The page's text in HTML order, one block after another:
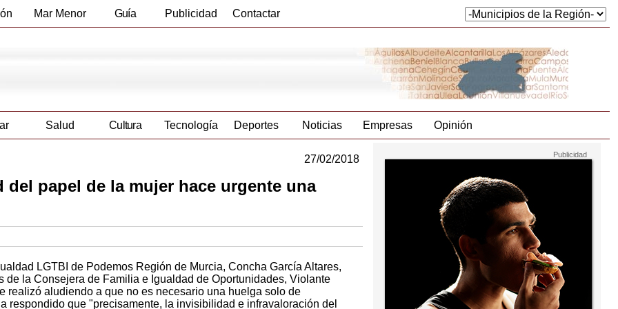
Mar Menor Guía Publicidad Contactar
Salud Cultura Tecnología Deportes Noticias Empresas Opinión
27/02/2018
papel de la mujer hace urgente una
LGTBI de Podemos Región de Murcia, Concha García Altares,
de la Consejera de Familia e Igualdad de Oportunidades, Violante
realizó aludiendo a que no es necesario una huelga solo de
respondido que "precisamente, la invisibilidad e infravaloración del